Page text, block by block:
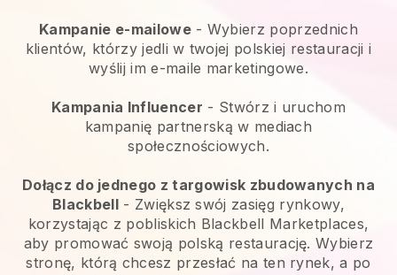
Kampanie e-mailowe- Wybierz poprzednich
klientów, którzy jedli w twojej polskiej restauracji i
wyślij im e-maile marketingowe.
Kampania Influencer - Stwórz i uruchom
kampanię partnerską w mediach
społecznościowych.
Dołącz do jednego z targowisk zbudowanych na
Blackbell- Zwiększ swój zasięg rynkowy,
korzystając z pobliskich Blackbell Marketplaces,
aby promować swoją polską restaurację. Wybierz
stronę, którą chcesz przesłać na ten rynek, a po